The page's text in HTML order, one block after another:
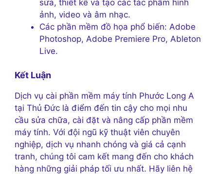
sửa, thiết kế và tạo các tác phẩm hình
ảnh, video và âm nhạc.
Các phần mềm đồ họa phổ biến: Adobe
Photoshop, Adobe Premiere Pro, Ableton
Live.
Kết Luận
Dịch vụ cài phần mềm máy tính Phước Long A
tại Thủ Đức là điểm đến tin cậy cho mọi nhu
cầu sửa chữa, cài đặt và nâng cấp phần mềm
máy tính. Với đội ngũ kỹ thuật viên chuyên
nghiệp, dịch vụ nhanh chóng và giá cả cạnh
tranh, chúng tôi cam kết mang đến cho khách
hàng những giải pháp tối ưu nhất. Hãy liên hệ